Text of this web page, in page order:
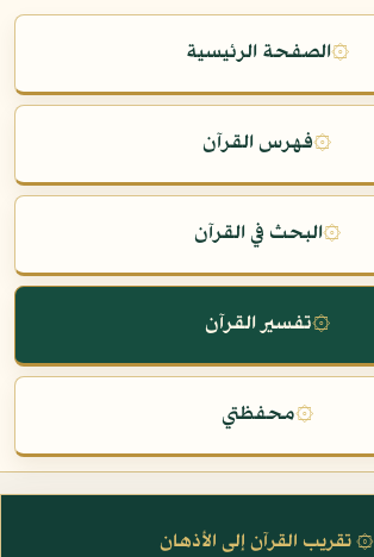
۞الصفحة الرئيسية
۞فهرس القرآن
۞البحث في القرآن
۞تفسير القرآن
۞محفظتي
۞ تقريب القرآن إلى الأذهان